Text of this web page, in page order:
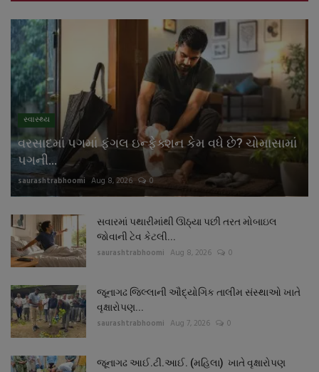
સ્વાસ્થ્ય
વરસાદમાં પગમાં ફંગલ ઇન્ફેક્શન કેમ વધે છે? ચોમાસામાં
પગની...
saurashtrabhoomi Aug 8, 2026 0
સવારમાં પથારીમાંથી ઊઠ્યા પછી તરત મોબાઇલ
જોવાની ટેવ કેટલી...
saurashtrabhoomi Aug 8, 2026 0
જૂનાગઢ જિલ્લાની ઔદ્યોગિક તાલીમ સંસ્થાઓ ખાતે
વૃક્ષારોપણ...
saurashtrabhoomi Aug 7, 2026 0
જૂનાગઢ આઈ.ટી.આઈ. (મહિલા) ખાતે વૃક્ષારોપણ